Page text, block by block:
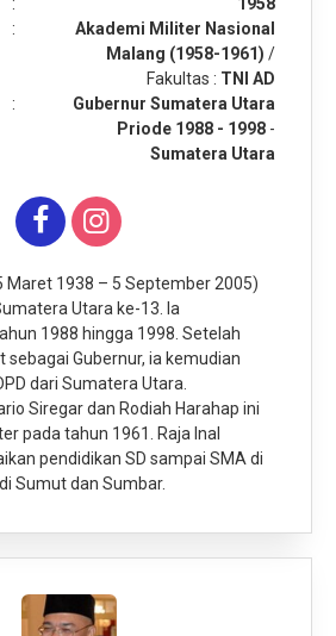
:
Akademi Militer Nasional
Malang (1958-1961) /
Fakultas : TNI AD
:
Gubernur Sumatera Utara
Priode 1988 - 1998 -
Sumatera Utara
Maret 1938 – 5 September 2005)
Utara ke-13. Ia
1988 hingga 1998. Setelah
sebagai Gubernur, ia kemudian
dari Sumatera Utara.
Siregar dan Rodiah Harahap ini
pada tahun 1961. Raja Inal
pendidikan SD sampai SMA di
Sumut dan Sumbar.